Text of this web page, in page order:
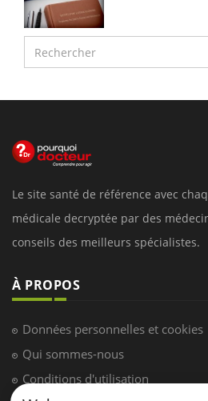
Le site santé de référence avec
médicale decryptée par des
conseils des meilleurs spécialistes.
À PROPOS
Données personnelles et cookies
Qui sommes-nous
Conditions d'utilisation